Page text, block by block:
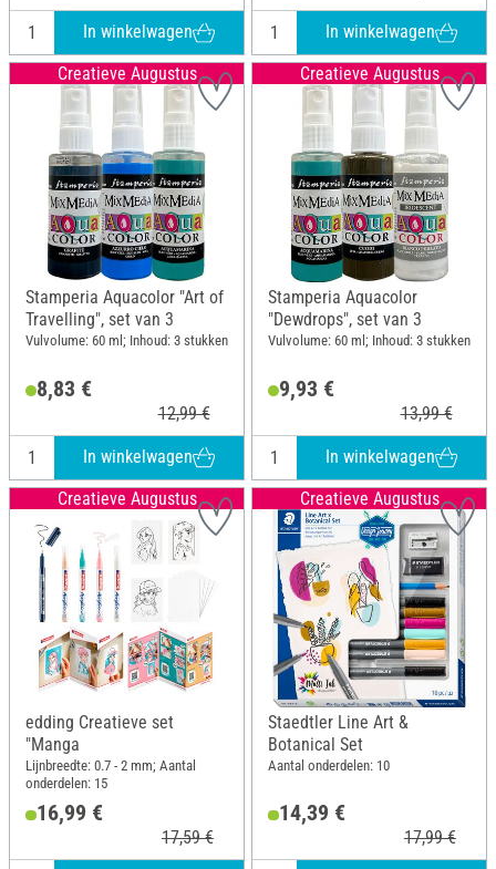
In winkelwagen
In winkelwagen
Creatieve Augustus
Stamperia Aquacolor "Art of
Travelling", set van 3
Vulvolume: 60 ml; Inhoud: 3 stukken
8,83 €
12,99 €
In winkelwagen
Creatieve Augustus
Stamperia Aquacolor
"Dewdrops", set van 3
Vulvolume: 60 ml; Inhoud: 3 stukken
9,93 €
13,99 €
In winkelwagen
Creatieve Augustus
edding Creatieve set
"Manga
Lijnbreedte: 0.7 - 2 mm; Aantal
onderdelen: 15
16,99 €
17,59 €
Creatieve Augustus
Staedtler Line Art &
Botanical Set
Aantal onderdelen: 10
14,39 €
17,99 €